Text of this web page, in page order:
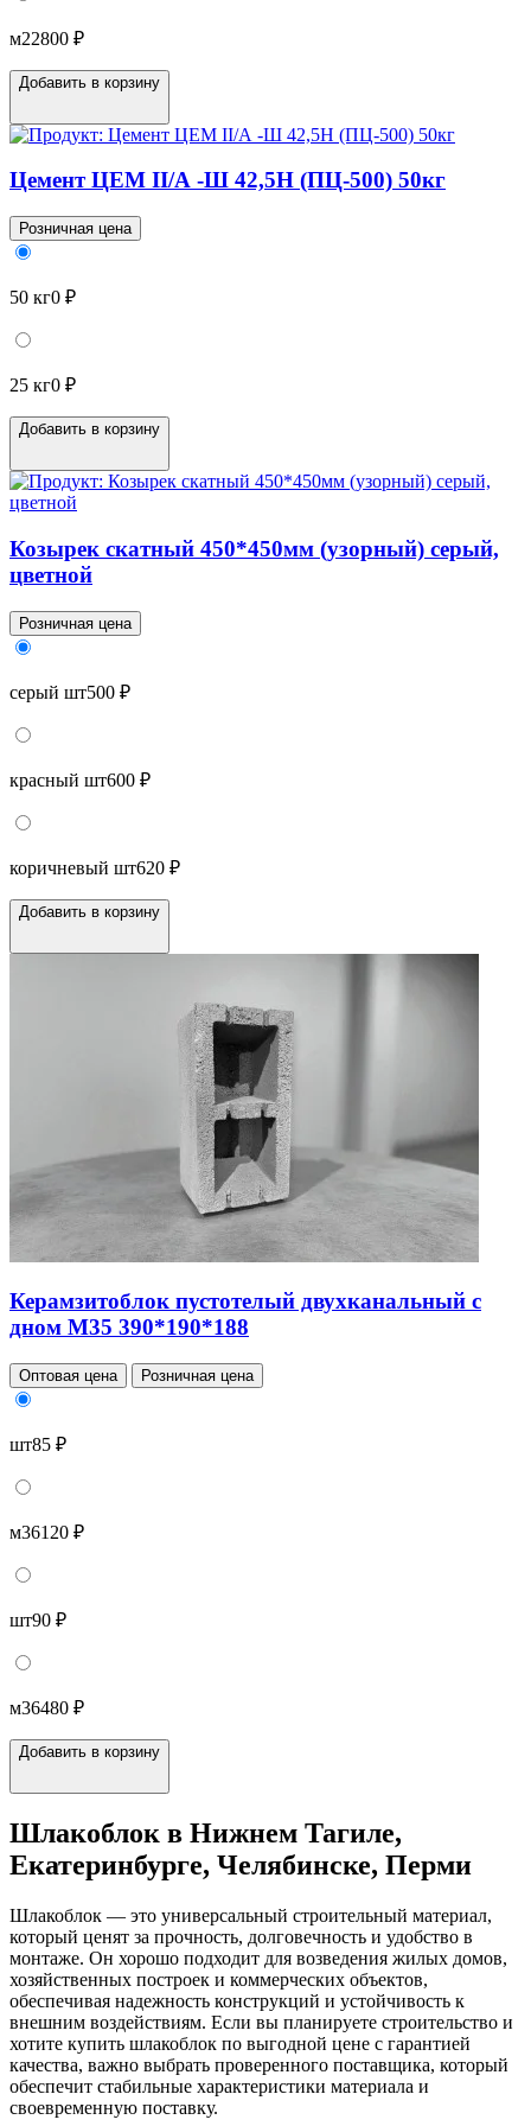
м22800 ₽
Добавить в корзину
Цемент ЦЕМ II/А -Ш 42,5Н (ПЦ-500) 50кг
Розничная цена
50 кг0 ₽
25 кг0 ₽
Добавить в корзину
Козырек скатный 450*450мм (узорный) серый,
цветной
Розничная цена
серый шт500 ₽
красный шт600 ₽
коричневый шт620 ₽
Добавить в корзину
Керамзитоблок пустотелый двухканальный с
дном М35 390*190*188
Оптовая цена Розничная цена
шт85 ₽
м36120 ₽
шт90 ₽
м36480 ₽
Добавить в корзину
Шлакоблок в Нижнем Тагиле,
Екатеринбурге, Челябинске, Перми
Шлакоблок — это универсальный строительный материал,
который ценят за прочность, долговечность и удобство в
монтаже. Он хорошо подходит для возведения жилых домов,
хозяйственных построек и коммерческих объектов,
обеспечивая надежность конструкций и устойчивость к
внешним воздействиям. Если вы планируете строительство и
хотите купить шлакоблок по выгодной цене с гарантией
качества, важно выбрать проверенного поставщика, который
обеспечит стабильные характеристики материала и
своевременную поставку.